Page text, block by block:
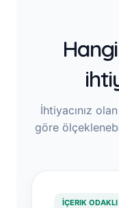
İhtiyacınız
göre
İÇERIK ODAKLI